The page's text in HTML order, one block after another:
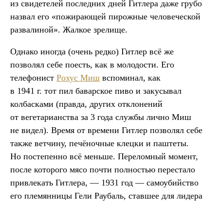
из свидетелей последних дней Гитлера даже грубо
назвал его «пожирающей пирожные человеческой
развалиной». Жалкое зрелище.
Однако иногда (очень редко) Гитлер всё же
позволял себе поесть, как в молодости. Его
телефонист Рохус Миш вспоминал, как
в 1941 г. тот пил баварское пиво и закусывал
колбасками (правда, других отклонений
от вегетарианства за 3 года службы лично Миш
не видел). Время от времени Гитлер позволял себе
также ветчину, печёночные клецки и паштеты.
Но постепенно всё меньше. Переломный момент,
после которого мясо почти полностью перестало
привлекать Гитлера, — 1931 год — самоубийство
его племянницы Гели Раубаль, ставшее для лидера